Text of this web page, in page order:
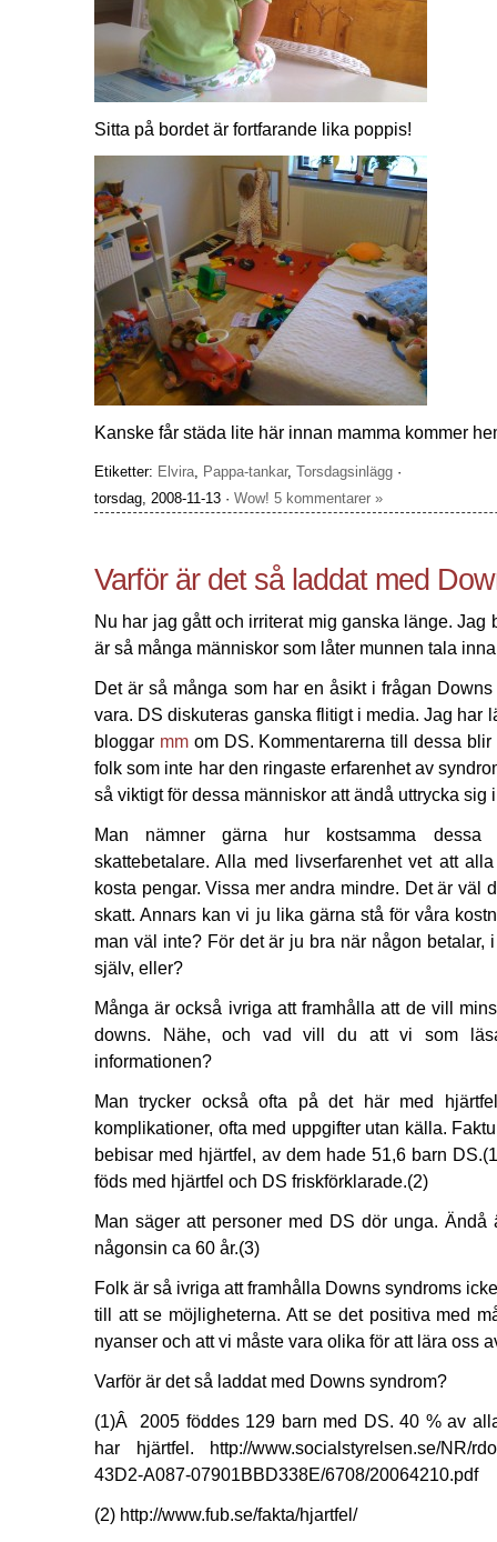
Sitta på bordet är fortfarande lika poppis!
Kanske får städa lite här innan mamma kommer
Etiketter: Elvira, Pappa-tankar, Torsdagsinlägg ·
torsdag, 2008-11-13 · Wow! 5 kommentarer »
Varför är det så laddat med
Nu har jag gått och irriterat mig ganska länge. Jag
är så många människor som låter munnen tala
Det är så många som har en åsikt i frågan
vara. DS diskuteras ganska flitigt i media. Jag har
bloggar mmom DS. Kommentarerna till dessa blir
folk som inte har den ringaste erfarenhet av
så viktigt för dessa människor att ändå uttrycka sig
Man nämner gärna hur kostsamma
skattebetalare. Alla med livserfarenhet vet att
kosta pengar. Vissa mer andra mindre. Det är väl
skatt. Annars kan vi ju lika gärna stå för våra
man väl inte? För det är ju bra när någon betalar,
själv, eller?
Många är också ivriga att framhålla att de vill
downs. Nähe, och vad vill du att vi som
informationen?
Man trycker också ofta på det här med
komplikationer, ofta med uppgifter utan källa.
bebisar med hjärtfel, av dem hade 51,6 barn
föds med hjärtfel och DS friskförklarade.(2)
Man säger att personer med DS dör unga. Ändå
någonsin ca 60 år.(3)
Folk är så ivriga att framhålla Downs syndroms
till att se möjligheterna. Att se det positiva med
nyanser och att vi måste vara olika för att lära oss
Varför är det så laddat med Downs syndrom?
(1)Â 2005 föddes 129 barn med DS. 40 % av
har hjärtfel. http://www.socialstyrelsen.se/NR/
43D2-A087-07901BBD338E/6708/20064210.pdf
(2) http://www.fub.se/fakta/hjartfel/